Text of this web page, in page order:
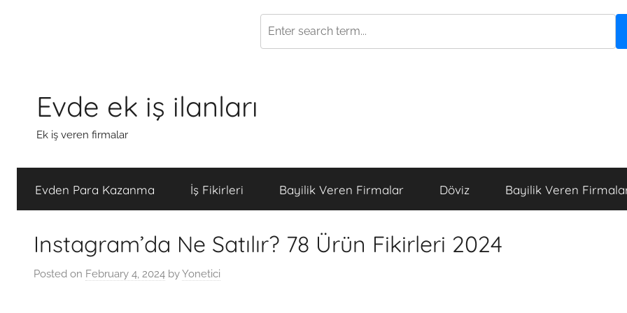
content
Evde ek iş ilanları
Ek iş veren firmalar
Evden Para Kazanma İş Fikirleri Bayilik Veren Firmalar Döviz Bayilik Veren
Instagram’da Ne Satılır? 78 Ürün Fikirleri 2024
Posted on February 4, 2024 byYonetici